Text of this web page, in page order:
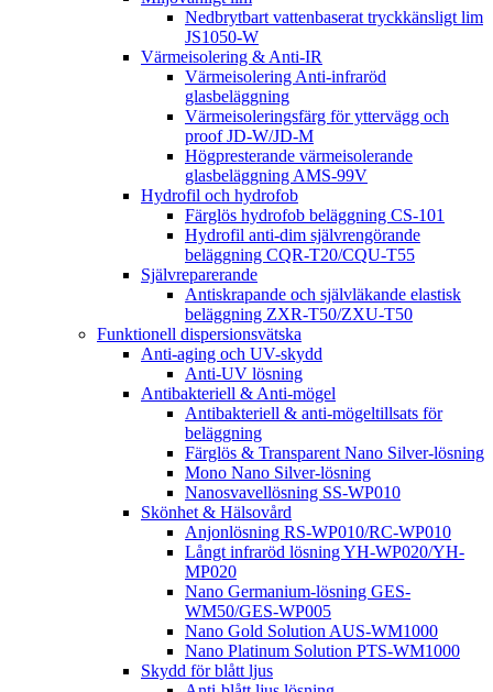
Nedbrytbart vattenbaserat tryckkänsligt lim
JS1050-W
Värmeisolering & Anti-IR
Värmeisolering Anti-infraröd
glasbeläggning
Värmeisoleringsfärg för yttervägg och
proof JD-W/JD-M
Högpresterande värmeisolerande
glasbeläggning AMS-99V
Hydrofil och hydrofob
Färglös hydrofob beläggning CS-101
Hydrofil anti-dim självrengörande
beläggning CQR-T20/CQU-T55
Självreparerande
Antiskrapande och självläkande elastisk
beläggning ZXR-T50/ZXU-T50
Funktionell dispersionsvätska
Anti-aging och UV-skydd
Anti-UV lösning
Antibakteriell & Anti-mögel
Antibakteriell & anti-mögeltillsats för
beläggning
Färglös & Transparent Nano Silver-lösning
Mono Nano Silver-lösning
Nanosvavellösning SS-WP010
Skönhet & Hälsovård
Anjonlösning RS-WP010/RC-WP010
Långt infraröd lösning YH-WP020/YH-
MP020
Nano Germanium-lösning GES-
WM50/GES-WP005
Nano Gold Solution AUS-WM1000
Nano Platinum Solution PTS-WM1000
Skydd för blått ljus